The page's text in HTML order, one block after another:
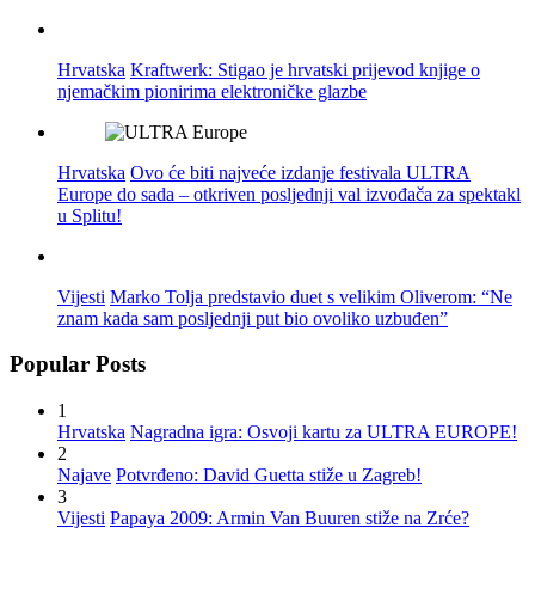
Hrvatska Kraftwerk: Stigao je hrvatski prijevod knjige o
njemačkim pionirima elektroničke glazbe
Hrvatska Ovo će biti najveće izdanje festivala ULTRA
Europe do sada – otkriven posljednji val izvođača za spektakl
u Splitu!
Vijesti Marko Tolja predstavio duet s velikim Oliverom: “Ne
znam kada sam posljednji put bio ovoliko uzbuđen”
Popular Posts
1
Hrvatska Nagradna igra: Osvoji kartu za ULTRA EUROPE!
2
Najave Potvrđeno: David Guetta stiže u Zagreb!
3
Vijesti Papaya 2009: Armin Van Buuren stiže na Zrće?